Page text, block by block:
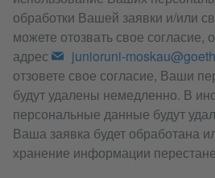
обработки Вашей заявки и/или
можете отозвать свое согласие,
адрес
junioruni-
отзовете свое согласие, Ваши
будут удалены немедленно. В
персональные данные будут
Ваша заявка будет обработана
хранение информации